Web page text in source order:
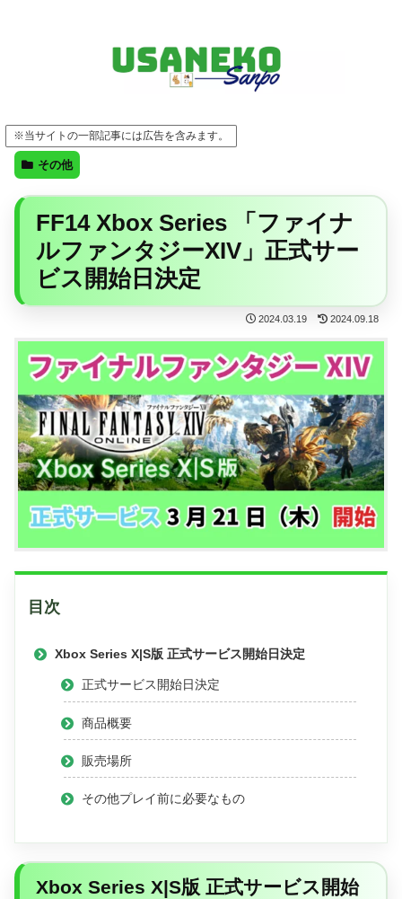
※当サイトの一部記事には広告を含みます。
その他
FF14 Xbox Series 「ファイナ
ルファンタジーXIV」正式サー
ビス開始日決定
2024.03.19 2024.09.18
目次
Xbox Series X|S版 正式サービス開始日決定
正式サービス開始日決定
商品概要
販売場所
その他プレイ前に必要なもの
Xbox Series X|S版 正式サービス開始